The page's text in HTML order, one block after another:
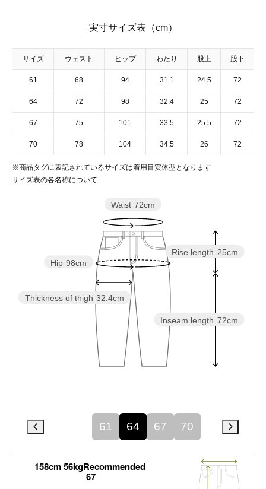
実寸サイズ表（cm）
サイズ ウェスト ヒップ わたり 股上 股下
61 68 94 31.1 24.5 72
64 72 98 32.4 25 72
67 75 101 33.5 25.5 72
70 78 104 34.5 26 72
※商品タグに表記されているサイズは着用目安体型となります
サイズ表の各名称について
Inseam length 72cm
Rise length 25cm
Thickness of thigh 32.4cm
Hip 98cm
Waist 72cm
61 64 67 70
158cm 56kgRecommended
67